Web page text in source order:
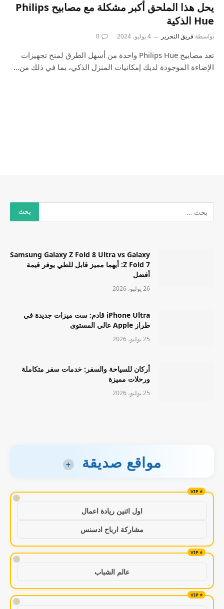
يحل هذا الملحق أكبر مشكلة مع مصابيح Philips
Hue الذكية
بواسطة فريق التحرير 4 يوليو، 2024 0
تعد مصابيح Philips Hue واحدة من أسهل الطرق لمنح تجهيزات
الإضاءة الموجودة لديك إمكانيات المنزل الذكي، بما في ذلك من…
Samsung Galaxy Z Fold 8 Ultra vs Galaxy
Z Fold 7: أيهما مميز قابل للطي يوفر قيمة
أفضل
26 يوليو، 2026
iPhone Ultra قادم: ست ميزات جديدة في
طراز Apple عالي المستوى
25 يوليو، 2026
أركان للسياحة والسفر: خدمات سفر متكاملة
ورحلات مميزة
25 يوليو، 2026
مواقع صديقة +
!
اول اثنين ريادة اعمال
مشاركة ارباح ادسنس
!
عالم الشباب
!